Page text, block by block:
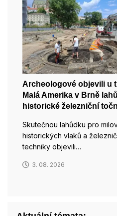
Archeologové objevili u
Malá Amerika v Brně
historické železniční
Skutečnou lahůdku pro
historických vlaků a
techniky objevili…
3. 08. 2026